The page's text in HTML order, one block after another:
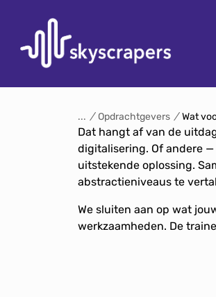
/ Opdrachtgevers / Wat
Dat hangt af van de
digitalisering. Of andere
uitstekende oplossing.
abstractieniveaus te
We sluiten aan op wat
werkzaamheden. De